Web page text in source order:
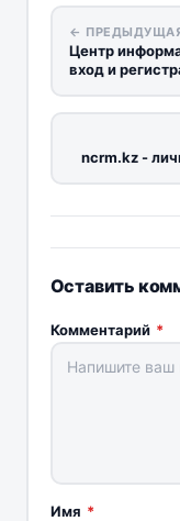
←
Центр
вход и
ncrm.kz -
Оставить
Комментарий *
Имя *